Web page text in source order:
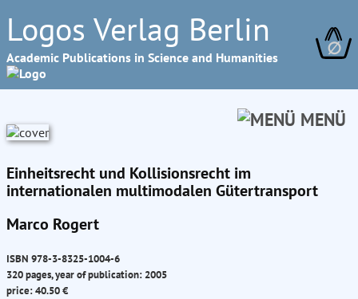
Logos Verlag Berlin
Academic Publications in Science and Humanities ∅
MENÜ
Einheitsrecht und Kollisionsrecht im
internationalen multimodalen Gütertransport
Marco Rogert
ISBN 978-3-8325-1004-6
320 pages, year of publication: 2005
price: 40.50 €